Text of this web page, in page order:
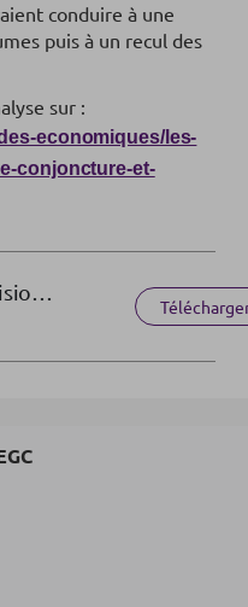
conduire à une
puis à un recul des
sur :
economiques/les-
conjoncture-et-